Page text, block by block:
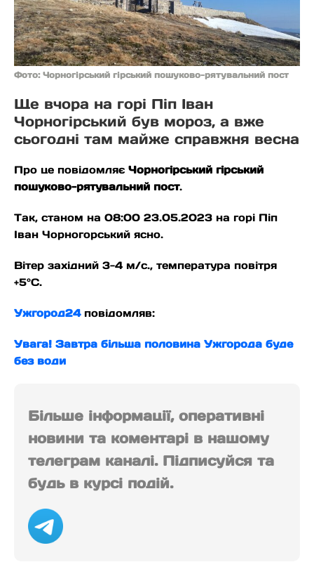
Фото: Чорногірський гірський пошуково-рятувальний пост
Ще вчора на горі Піп Іван
Чорногірський був мороз, а вже
сьогодні там майже справжня весна
Про це повідомляє Чорногірський гірський
пошуково-рятувальний пост.
Так, станом на 08:00 23.05.2023 на горі Піп
Іван Чорногорський ясно.
Вітер західний 3-4 м/с., температура повітря
+5°С.
Ужгород24 повідомляв:
Увага! Завтра більша половина Ужгорода буде
без води
Більше інформації, оперативні
новини та коментарі в нашому
телеграм каналі. Підписуйся та
будь в курсі подій.